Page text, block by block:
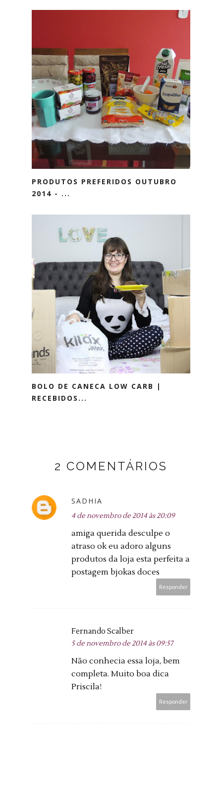
PRODUTOS PREFERIDOS OUTUBRO
2014 - ...
BOLO DE CANECA LOW CARB |
RECEBIDOS...
2 COMENTÁRIOS
SADHIA
4 de novembro de 2014 às 20:09
amiga querida desculpe o
atraso ok eu adoro alguns
produtos da loja esta perfeita a
postagem bjokas doces
Responder
Fernando Scalber
5 de novembro de 2014 às 09:57
Não conhecia essa loja, bem
completa. Muito boa dica
Priscila!
Responder